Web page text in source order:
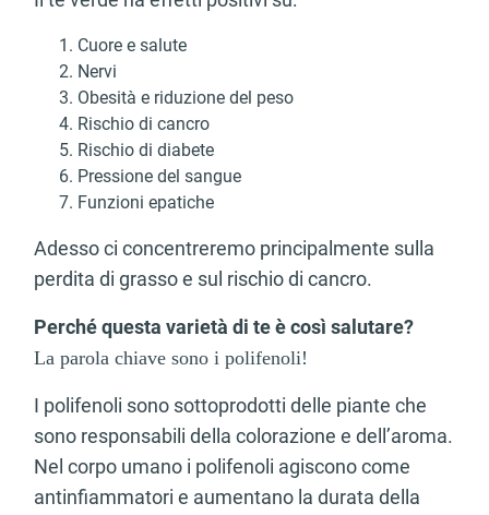
Cuore e salute
Nervi
Obesità e riduzione del peso
Rischio di cancro
Rischio di diabete
Pressione del sangue
Funzioni epatiche
Adesso ci concentreremo principalmente sulla
perdita di grasso e sul rischio di cancro.
Perché questa varietà di te è così salutare?
La parola chiave sono i polifenoli!
I polifenoli sono sottoprodotti delle piante che
sono responsabili della colorazione e dell’aroma.
Nel corpo umano i polifenoli agiscono come
antinfiammatori e aumentano la durata della